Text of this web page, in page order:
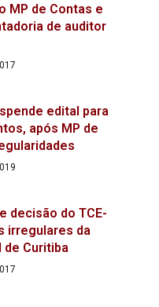
MP de Contas e
de auditor
edital para
após MP de
decisão do TCE-
irregulares da
de Curitiba